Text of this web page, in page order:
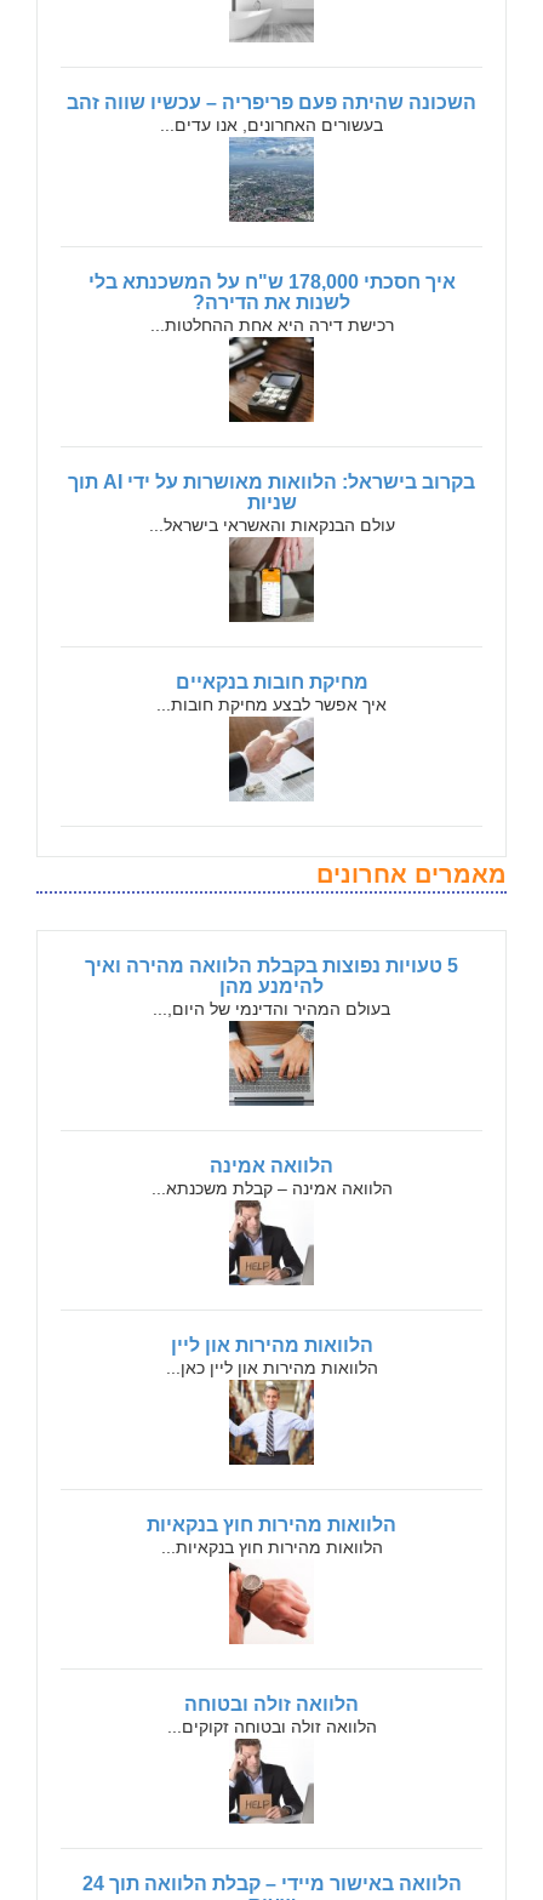
השכונה שהיתה פעם פריפריה – עכשיו שווה זהב
בעשורים האחרונים, אנו עדים...
איך חסכתי 178,000 ש"ח על המשכנתא בלי
לשנות את הדירה?
רכישת דירה היא אחת ההחלטות...
בקרוב בישראל: הלוואות מאושרות על ידי AI תוך
שניות
עולם הבנקאות והאשראי בישראל...
מחיקת חובות בנקאיים
איך אפשר לבצע מחיקת חובות...
מאמרים אחרונים
5 טעויות נפוצות בקבלת הלוואה מהירה ואיך
להימנע מהן
בעולם המהיר והדינמי של היום,...
הלוואה אמינה
הלוואה אמינה – קבלת משכנתא...
הלוואות מהירות און ליין
הלוואות מהירות און ליין כאן...
הלוואות מהירות חוץ בנקאיות
הלוואות מהירות חוץ בנקאיות...
הלוואה זולה ובטוחה
הלוואה זולה ובטוחה זקוקים...
הלוואה באישור מיידי – קבלת הלוואה תוך 24